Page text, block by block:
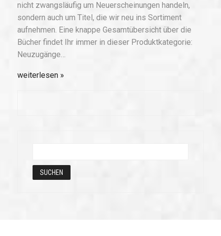
nicht zwangsläufig um Neuerscheinungen handeln,
sondern auch um Titel, die wir neu ins Sortiment
aufnehmen. Eine knappe Gesamtübersicht über die
Bücher findet Ihr immer in dieser Produktkategorie:
Neuzugänge…
weiterlesen